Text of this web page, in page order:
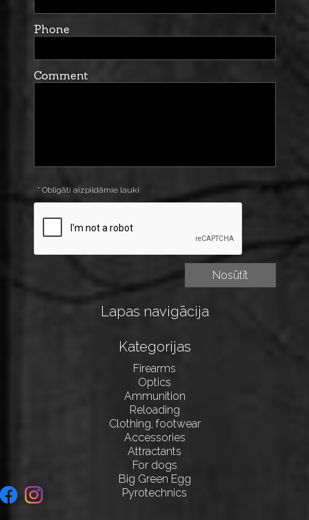
Phone
Comment
* Obligāti aizpildāmie lauki
Lapas navigācija
Kategorijas
Firearms
Optics
Ammunition
Reloading
Clothing, footwear
Accessories
Attractants
For dogs
Big Green Egg
Pyrotechnics